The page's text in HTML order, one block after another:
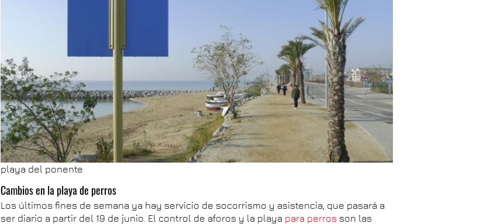
playa del ponente
Cambios en la playa de perros
Los últimos fines de semana ya hay servicio de socorrismo y asistencia, que pasará a
ser diario a partir del 19 de junio. El control de aforos y la playa para perros son las